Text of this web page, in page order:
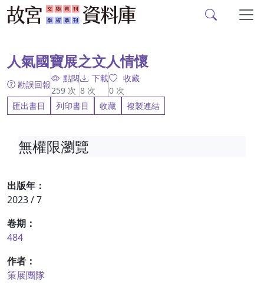
人氣國寶展之文人情懷
勘誤回報
點閱
259 次
下載
8 次
收藏
0 次
匯出書目
列印書目 收藏 複製連結
出版年：
2023 / 7
卷期：
484
作者：
策展團隊
無權限瀏覽